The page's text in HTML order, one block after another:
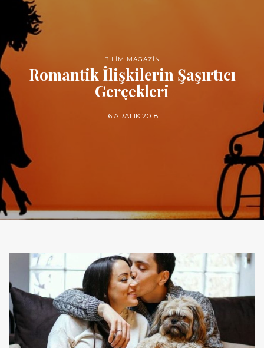
BİLİM MAGAZİN
Romantik İlişkilerin Şaşırtıcı
Gerçekleri
16 ARALIK 2018